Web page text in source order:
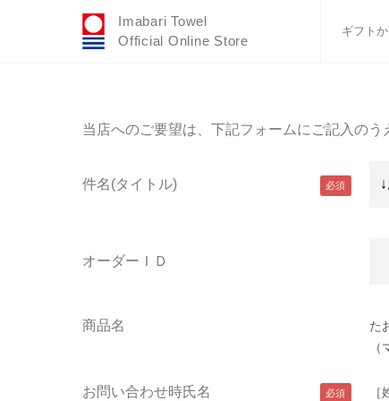
Imabari Towel
Official Online Store
ギフト
バスグッズ
当店へのご要望は、下記フォームにご記入のう
件名(タイトル)
オーダーＩＤ
商品名
た
お問い合わせ時氏名 ［